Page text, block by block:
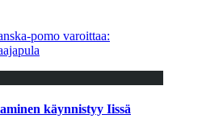
pomo varoittaa:
käynnistyy Iissä